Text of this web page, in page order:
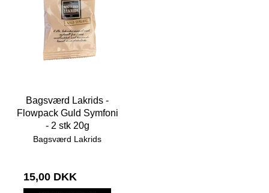
Bagsværd Lakrids -
Flowpack Guld Symfoni
- 2 stk 20g
Bagsværd Lakrids
15,00 DKK